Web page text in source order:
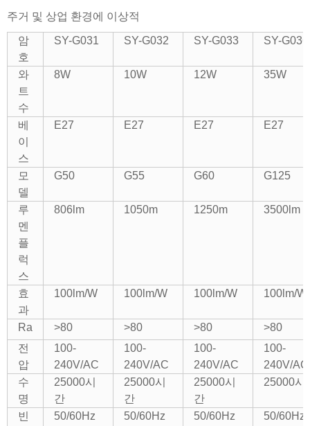
주거 및 상업 환경에 이상적
암
호
SY-G031 SY-G032 SY-G033 SY-G036
와
트
수
8W 10W 12W 35W
베
이
스
E27 E27 E27 E27
모
델
G50 G55 G60 G125
루
멘
플
럭
스
806lm 1050m 1250m 3500lm
효
과
100lm/W 100lm/W 100lm/W 100lm/W
Ra >80 >80 >80
>80
전
압
100-
240V/AC
100-
240V/AC
100-
240V/AC
100-
240V/AC
수
명
25000시
간
25000시
간
25000시
간
25000시
빈
50/60Hz 50/60Hz 50/60Hz 50/60Hz